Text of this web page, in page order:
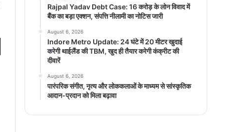
Rajpal Yadav Debt Case: 16 करोड़ के लोन विवाद में
बैंक का बड़ा एक्शन, संपत्ति नीलामी का नोटिस जारी
August 6, 2026
Indore Metro Update: 24 घंटे में 20 मीटर खुदाई
करेगी थाईलैंड की TBM, खुद ही तैयार करेगी कंक्रीट की
दीवारें
August 6, 2026
पारंपरिक संगीत, नृत्य और लोककलाओं के माध्यम से सांस्कृतिक
आदान-प्रदान को मिला बढ़ावा